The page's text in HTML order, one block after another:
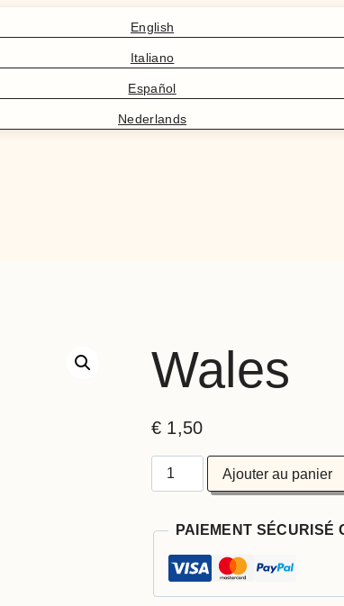
English
Italiano
Español
Nederlands
Wales
€ 1,50
Ajouter au panier
PAIEMENT SÉCURISÉ